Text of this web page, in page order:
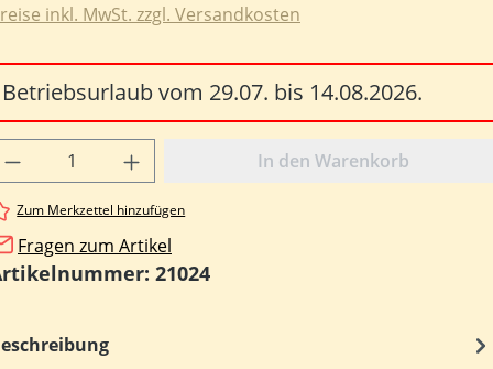
inkl. MwSt. zzgl. Versandkosten
Betriebsurlaub vom 29.07. bis 14.08.2026.
Anzahl: Gib den gewünschten
In den Warenkorb
Zum Merkzettel hinzufügen
Fragen zum Artikel
21024